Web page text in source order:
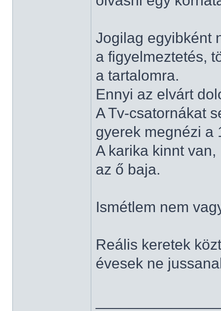
Jogilag egyibként
a figyelmeztetés,
a tartalomra.
Ennyi az elvárt
A Tv-csatornákat
gyerek megnézi a
A karika kinnt
az ő baja.
Ismétlem nem
Reális keretek
évesek ne